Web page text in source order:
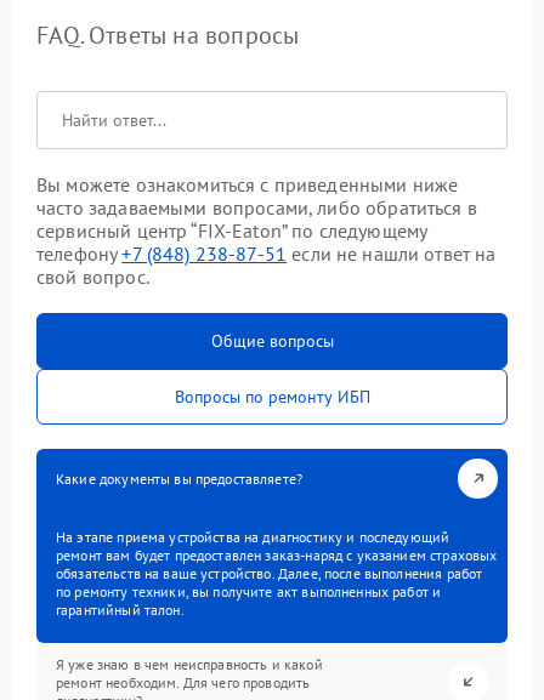
FAQ. Ответы на вопросы
Вы можете ознакомиться с приведенными ниже
часто задаваемыми вопросами, либо обратиться в
сервисный центр “FIX-Eaton” по следующему
телефону+7 (848) 238-87-51 если не нашли ответ на
свой вопрос.
Общие вопросы
Вопросы по ремонту ИБП
Какие документы вы предоставляете?
На этапе приема устройства на диагностику и последующий
ремонт вам будет предоставлен заказ-наряд с указанием страховых
обязательств на ваше устройство. Далее, после выполнения работ
по ремонту техники, вы получите акт выполненных работ и
гарантийный талон.
Я уже знаю в чем неисправность и какой
ремонт необходим. Для чего проводить